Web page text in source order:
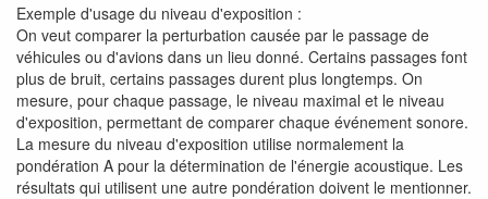
Exemple d'usage du niveau d'exposition :
On veut comparer la perturbation causée par le passage de
véhicules ou d'avions dans un lieu donné. Certains passages font
plus de bruit, certains passages durent plus longtemps. On
mesure, pour chaque passage, le niveau maximal et le niveau
d'exposition, permettant de comparer chaque événement sonore.
La mesure du niveau d'exposition utilise normalement la
pondération A pour la détermination de l'énergie acoustique. Les
résultats qui utilisent une autre pondération doivent le mentionner.